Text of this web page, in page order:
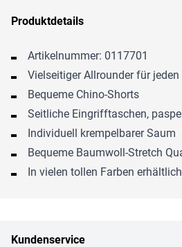
Produktdetails
Artikelnummer: 0117701
Vielseitiger Allrounder für jeden
Bequeme Chino-Shorts
Seitliche Eingrifftaschen,
Individuell krempelbarer Saum
Bequeme Baumwoll-Stretch
In vielen tollen Farben erhältlich
Kundenservice